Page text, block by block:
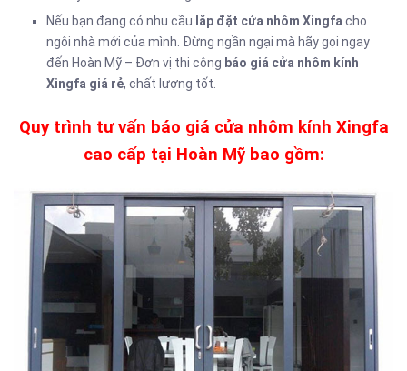
Nếu bạn đang có nhu cầu lắp đặt cửa nhôm Xingfa cho
ngôi nhà mới của mình. Đừng ngần ngại mà hãy gọi ngay
đến Hoàn Mỹ – Đơn vị thi công báo giá cửa nhôm kính
Xingfa giá rẻ, chất lượng tốt.
Quy trình tư vấn báo giá cửa nhôm kính Xingfa
cao cấp tại Hoàn Mỹ bao gồm: